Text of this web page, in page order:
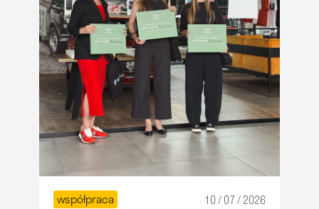
współpraca 10 / 07 / 2026